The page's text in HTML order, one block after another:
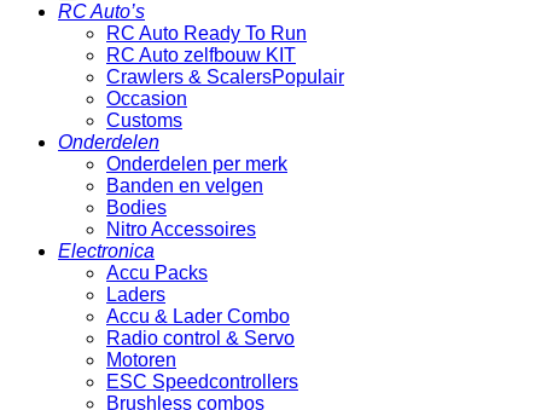
RC Auto’s
RC Auto Ready To Run
RC Auto zelfbouw KIT
Crawlers & Scalers
Occasion
Customs
Onderdelen
Onderdelen per merk
Banden en velgen
Bodies
Nitro Accessoires
Electronica
Accu Packs
Laders
Accu & Lader Combo
Radio control & Servo
Motoren
ESC Speedcontrollers
Brushless combos